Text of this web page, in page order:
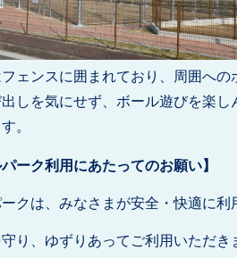
ェンスに囲まれており、周囲への
しを気にせず、ボール遊びを楽し
。
パーク利用にあたってのお願い】
クは、みなさまが安全・快適に利
り、ゆずりあってご利用いただき